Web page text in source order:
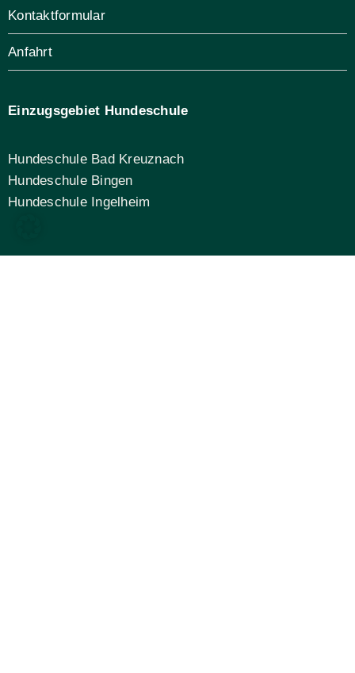
Kontaktformular
Anfahrt
Einzugsgebiet Hundeschule
Hundeschule Bad Kreuznach
Hundeschule Bingen
Hundeschule Ingelheim